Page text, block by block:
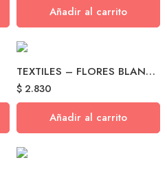
Añadir al carrito
TEXTILES – FLORES BLANCAS
$2.830
Añadir al carrito